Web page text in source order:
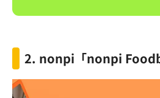
2. nonpi 「nonpi